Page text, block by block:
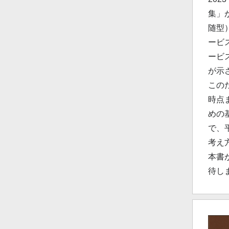
集」
随型
ービ
ービ
が示
この
時点
めの
で、
考え
本書
待し